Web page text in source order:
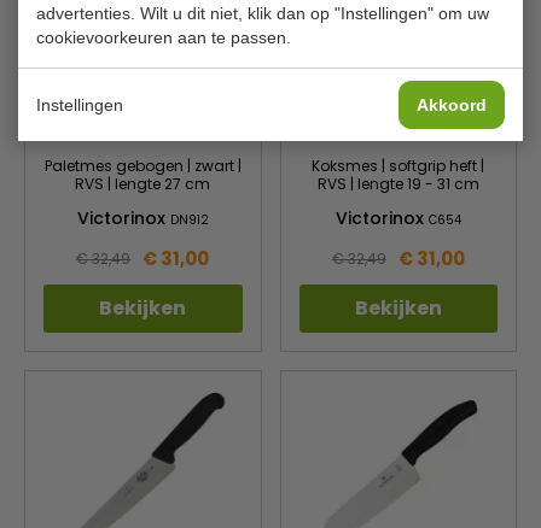
advertenties. Wilt u dit niet, klik dan op "Instellingen" om uw
cookievoorkeuren aan te passen.
Instellingen Akkoord
Paletmes gebogen | zwart |
RVS | lengte 27 cm
Victorinox DN912
€ 32,49 € 31,00
Bekijken
Koksmes | softgrip heft |
RVS | lengte 19 - 31 cm
Victorinox C654
€ 32,49 € 31,00
Bekijken